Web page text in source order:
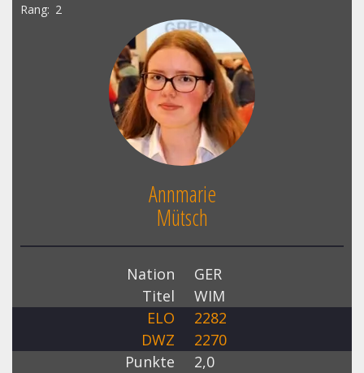
Rang 2
Annmarie
Mütsch
Nation
GER
Titel
WIM
ELO
2282
DWZ
2270
Punkte
2,0